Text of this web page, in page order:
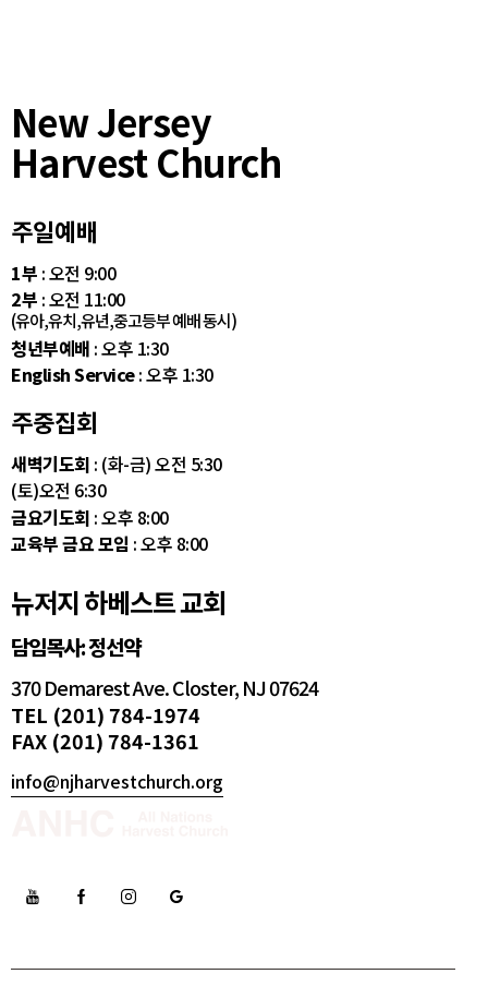
New Jersey
Harvest Church
주일예배
1부 : 오전 9:00
2부 : 오전 11:00
(유아,유치,유년,중고등부 예배 동시)
청년부예배 : 오후 1:30
English Service: 오후 1:30
주중집회
새벽기도회 : (화-금) 오전 5:30
(토)오전 6:30
금요기도회 : 오후 8:00
교육부 금요 모임 : 오후 8:00
뉴저지 하베스트 교회
담임목사: 정선약
370 Demarest Ave. Closter, NJ 07624
TEL (201) 784-1974
FAX (201) 784-1361
info@njharvestchurch.org